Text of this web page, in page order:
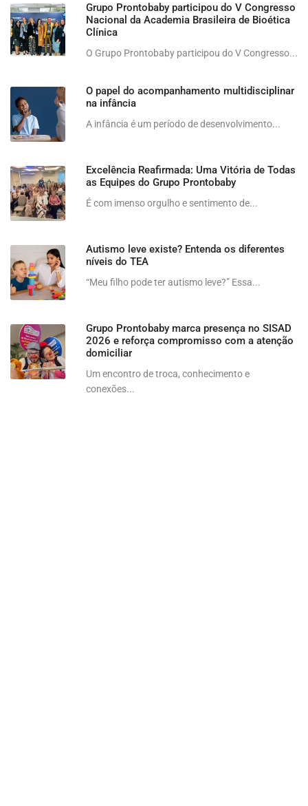
Grupo Prontobaby participou do V Congresso
Nacional da Academia Brasileira de Bioética
Clínica
O Grupo Prontobaby participou do V Congresso...
O papel do acompanhamento multidisciplinar
na infância
A infância é um período de desenvolvimento...
Excelência Reafirmada: Uma Vitória de Todas
as Equipes do Grupo Prontobaby
É com imenso orgulho e sentimento de...
Autismo leve existe? Entenda os diferentes
níveis do TEA
“Meu filho pode ter autismo leve?” Essa...
Grupo Prontobaby marca presença no SISAD
2026 e reforça compromisso com a atenção
domiciliar
Um encontro de troca, conhecimento e
conexões...